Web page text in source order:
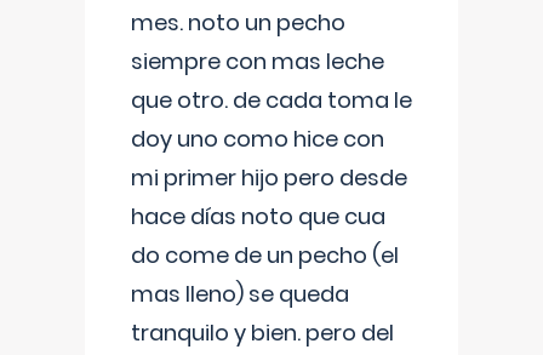
mes. noto un pecho
siempre con mas leche
que otro. de cada toma le
doy uno como hice con
mi primer hijo pero desde
hace días noto que cua
do come de un pecho (el
mas lleno) se queda
tranquilo y bien. pero del